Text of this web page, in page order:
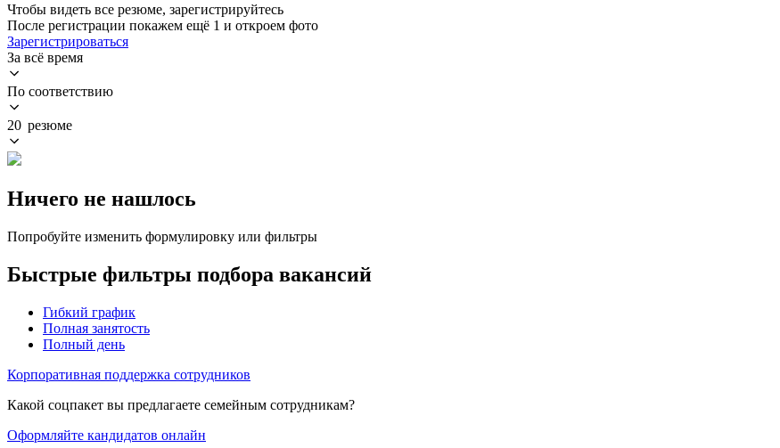
Чтобы видеть все резюме, зарегистрируйтесь
После регистрации покажем ещё 1 и откроем фото
Зарегистрироваться
За всё время
По соответствию
20 резюме
Ничего не нашлось
Попробуйте изменить формулировку или фильтры
Быстрые фильтры подбора вакансий
Гибкий график
Полная занятость
Полный день
Корпоративная поддержка сотрудников
Какой соцпакет вы предлагаете семейным сотрудникам?
Оформляйте кандидатов онлайн